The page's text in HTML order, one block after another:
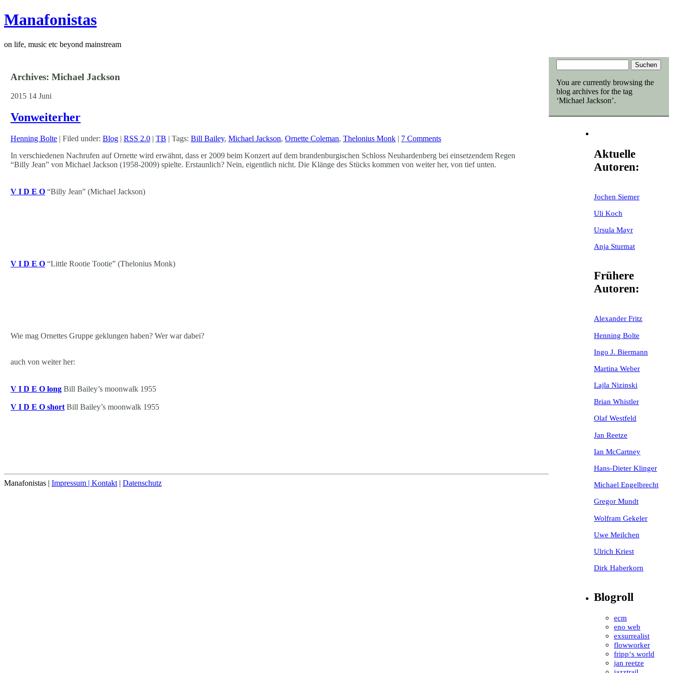
Manafonistas
on life, music etc beyond mainstream
You are currently browsing the
blog archives for the tag
‘Michael Jackson’.
Aktuelle
Autoren:
Jochen Siemer
Uli Koch
Ursula Mayr
Anja Sturmat
Frühere
Autoren:
Alexander Fritz
Henning Bolte
Ingo J. Biermann
Martina Weber
Lajla Nizinski
Brian Whistler
Olaf Westfeld
Jan Reetze
Ian McCartney
Hans-Dieter Klinger
Michael Engelbrecht
Gregor Mundt
Wolfram Gekeler
Uwe Meilchen
Ulrich Kriest
Dirk Haberkorn
Blogroll
ecm
eno web
exsurrealist
flowworker
fripp‘s world
jan reetze
Archives: Michael Jackson
2015 14 Juni
Vonweiterher
Henning Bolte | Filed under: Blog | RSS 2.0 | TB | Tags: Bill Bailey, Michael Jackson, Ornette Coleman, Thelonius Monk | 7 Comments
In verschiedenen Nachrufen auf Ornette wird erwähnt, dass er 2009 beim Konzert auf dem brandenburgischen Schloss Neuhardenberg bei einsetzendem Regen
“Billy Jean” von Michael Jackson (1958-2009) spielte. Erstaunlich? Nein, eigentlich nicht. Die Klänge des Stücks kommen von weiter her, von tief unten.
V I D E O “Billy Jean” (Michael Jackson)
V I D E O “Little Rootie Tootie” (Thelonius Monk)
Wie mag Ornettes Gruppe geklungen haben? Wer war dabei?
auch von weiter her:
V I D E O long Bill Bailey’s moonwalk 1955
V I D E O short Bill Bailey’s moonwalk 1955
Manafonistas | Impressum | Kontakt | Datenschutz